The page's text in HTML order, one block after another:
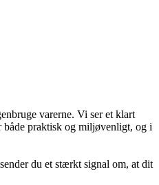
varerne. Vi ser et klart
både praktisk og miljøvenligt, og i
du et stærkt signal om, at dit